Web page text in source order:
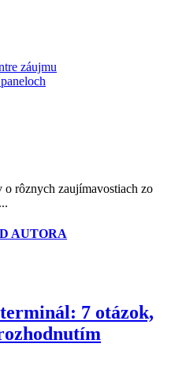
záujmu
o rôznych zaujímavostiach zo
AUTORA
7 otázok,